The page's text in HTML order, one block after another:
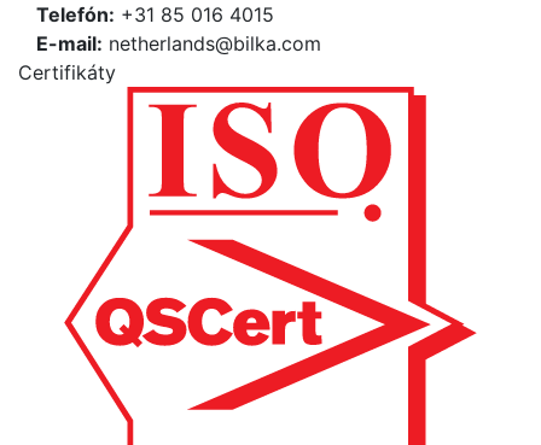
Telefón: +31 85 016 4015
E-mail: netherlands@bilka.com
Certifikáty